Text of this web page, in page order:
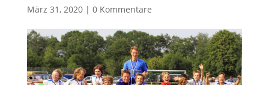
März 31, 2020| 0 Kommentare